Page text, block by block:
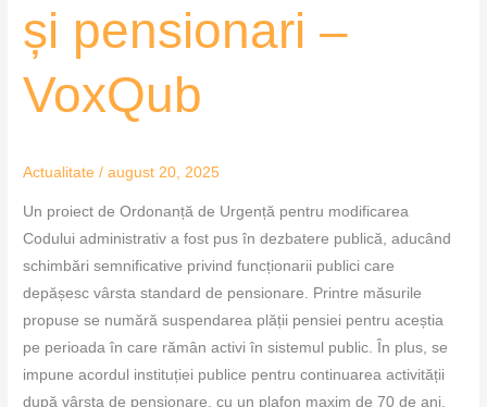
și pensionari –
VoxQub
Actualitate /august 20, 2025
Un proiect de Ordonanță de Urgență pentru modificarea
Codului administrativ a fost pus în dezbatere publică, aducând
schimbări semnificative privind funcționarii publici care
depășesc vârsta standard de pensionare. Printre măsurile
propuse se numără suspendarea plății pensiei pentru aceștia
pe perioada în care rămân activi în sistemul public. În plus, se
impune acordul instituției publice pentru continuarea activității
după vârsta de pensionare, cu un plafon maxim de 70 de ani.